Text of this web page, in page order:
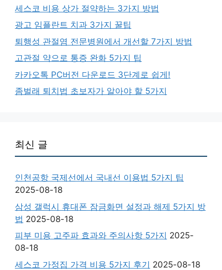
세스코 비용 상가 절약하는 3가지 방법
광고 임플란트 치과 3가지 꿀팁
퇴행성 관절염 전문병원에서 개선할 7가지 방법
고관절 약으로 통증 완화 5가지 팁
카카오톡 PC버전 다운로드 3단계로 쉽게!
좀벌래 퇴치법 초보자가 알아야 할 5가지
최신 글
인천공항 국제선에서 국내선 이용법 5가지 팁
2025-08-18
삼성 갤럭시 휴대폰 잠금화면 설정과 해제 5가지 방
법 2025-08-18
피부 미용 고주파 효과와 주의사항 5가지 2025-
08-18
세스코 가정집 가격 비용 5가지 후기 2025-08-18